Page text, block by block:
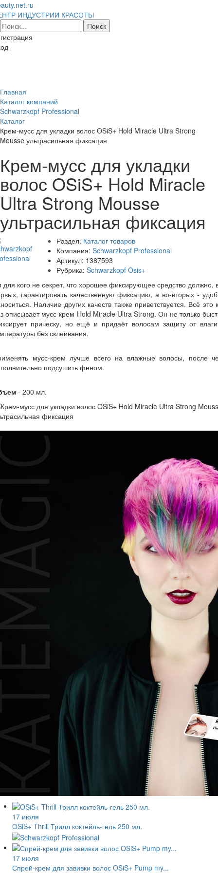
ИНДУСТРИИ КРАСОТЫ
Главная
Каталог компаний
Schwarzkopf Professional
Каталог
Крем-мусс для укладки волос OSiS+ Hold Miracle Ultra Strong
Mousse ультрасильная фиксация
Крем-мусс для укладки
волос OSiS+ Hold Miracle
Ultra Strong Mousse
ультрасильная фиксация
Раздел: Каталог товаров
Компания: Schwarzkopf Professional
Артикул: 1387593
Рубрика: Schwarzkopf Osis+
для кого не секрет, что хорошее фиксирующее средство должно,
гарантировать качественную фиксацию, а во-вторых -
Наличие других качеств также приветствуется. Всё это
описывает мусс-крем Hold Miracle Ultra Strong. Он не только
прическу, но ещё и придаёт волосам защиту от
без склеивания.
мусс-крем лучше всего на влажные волосы, после
подсушить феном.
- 200 мл.
17 июля
OSiS+ Thrill Трилл коктейль-гель 250 мл.
17 июля
Спрей-крем для завивки волос OSiS+ Pump my...